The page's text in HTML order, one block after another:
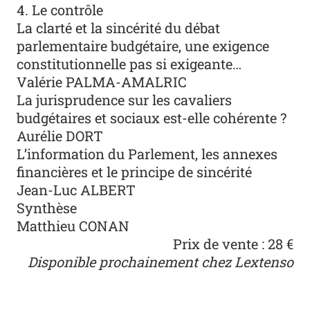
4. Le contrôle
La clarté et la sincérité du débat
parlementaire budgétaire, une exigence
constitutionnelle pas si exigeante…
Valérie PALMA-AMALRIC
La jurisprudence sur les cavaliers
budgétaires et sociaux est-elle cohérente ?
Aurélie DORT
L’information du Parlement, les annexes
financières et le principe de sincérité
Jean-Luc ALBERT
Synthèse
Matthieu CONAN
Prix de vente : 28 €
Disponible prochainement chez Lextenso